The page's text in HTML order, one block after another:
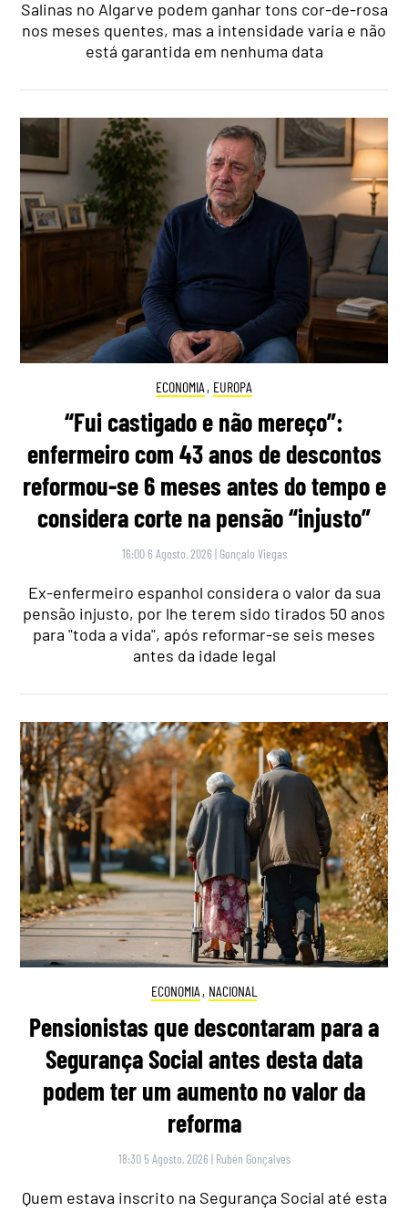
Salinas no Algarve podem ganhar tons cor-de-rosa
nos meses quentes, mas a intensidade varia e não
está garantida em nenhuma data
ECONOMIA , EUROPA
“Fui castigado e não mereço”:
enfermeiro com 43 anos de descontos
reformou-se 6 meses antes do tempo e
considera corte na pensão “injusto”
16:00 6 Agosto, 2026 | Gonçalo Viegas
Ex-enfermeiro espanhol considera o valor da sua
pensão injusto, por lhe terem sido tirados 50 anos
para "toda a vida", após reformar-se seis meses
antes da idade legal
ECONOMIA , NACIONAL
Pensionistas que descontaram para a
Segurança Social antes desta data
podem ter um aumento no valor da
reforma
18:30 5 Agosto, 2026 | Rubén Gonçalves
Quem estava inscrito na Segurança Social até esta